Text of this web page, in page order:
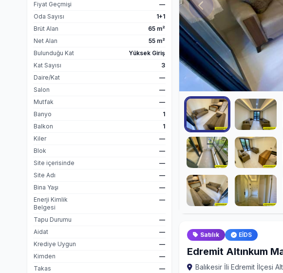
Fiyat Geçmişi
—
Oda Sayısı
1+1
Brüt Alan
65 m²
Net Alan
55 m²
Bulunduğu Kat
Yüksek Giriş
Kat Sayısı
3
Daire/Kat
—
Salon
—
Mutfak
—
Banyo
1
Balkon
1
Kiler
—
Blok
—
Site içerisinde
—
Site Adı
—
Bina Yaşı
—
Enerji Kimlik
Belgesi
—
Tapu Durumu
—
Aidat
—
Krediye Uygun
—
Kimden
—
Takas
—
Satılık EİDS
Edremit Altınkum
Balıkesir İli Edremit İlçesi